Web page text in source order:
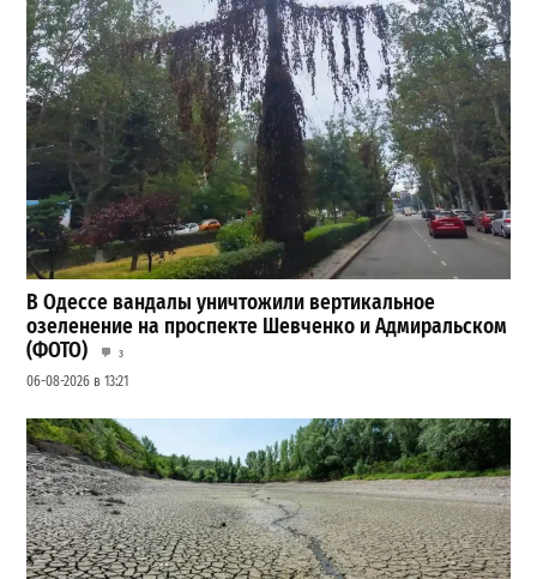
В Одессе вандалы уничтожили вертикальное
озеленение на проспекте Шевченко и Адмиральском
(ФОТО)
3
06-08-2026 в 13:21